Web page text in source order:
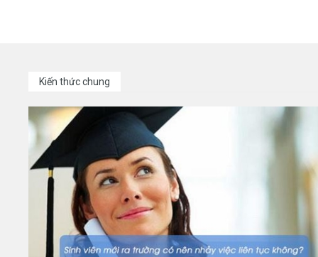
Kiến thức chung